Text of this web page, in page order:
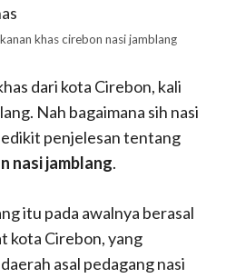
khas cirebon nasi jamblang
dari kota Cirebon, kali
Nah bagaimana sih nasi
penjelesan tentang
nasi jamblang.
itu pada awalnya berasal
kota Cirebon, yang
asal pedagang nasi